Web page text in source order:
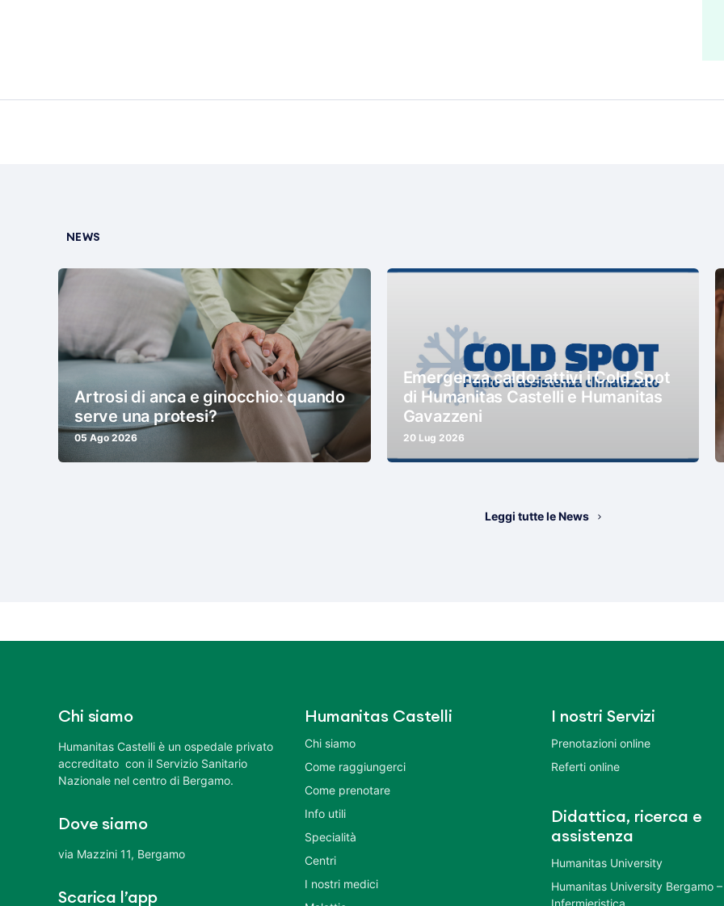
NEWS
Artrosi di anca e ginocchio: quando
serve una protesi?
05 Ago 2026
Emergenza caldo: attivi i Cold Spot
di Humanitas Castelli e Humanitas
Gavazzeni
20 Lug 2026
Leggi tutte le News
Chi siamo
Humanitas Castelli è un ospedale privato
accreditato con il Servizio Sanitario
Nazionale nel centro di Bergamo.
Dove siamo
via Mazzini 11, Bergamo
Scarica l’app
Humanitas Castelli
Chi siamo
Come raggiungerci
Come prenotare
Info utili
Specialità
Centri
I nostri medici
I nostri Servizi
Prenotazioni online
Referti online
Didattica, ricerca e
assistenza
Humanitas University
Humanitas University Bergamo
Infermieristica